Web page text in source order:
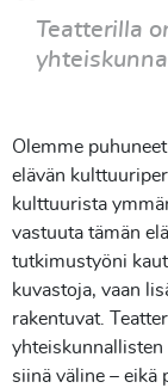
Teatterilla
Olemme
elävän
kulttuurista
vastuuta tämän
tutkimustyöni
kuvastoja, vaan
rakentuvat.
yhteiskunnallisten
siinä väline – eikä